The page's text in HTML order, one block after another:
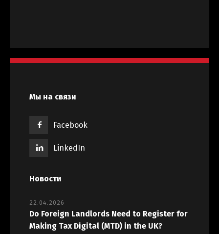
Мы на связи
Facebook
LinkedIn
Новости
22.04.2026
Do Foreign Landlords Need to Register for
Making Tax Digital (MTD) in the UK?